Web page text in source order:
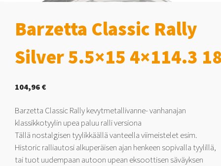
Barzetta Classic Rally
Silver 5.5×15 4×114.3
104,96 €
Barzetta Classic Rally kevytmetallivanne- vanhanajan
klassikkotyylin upea paluu ralli versiona
Tällä nostalgisen tyylikkäällä vanteella viimeistelet esim.
Historic ralliautosi alkuperäisen ajan henkeen sopivalla tyylillä,
tai tuot uudempaan autoon upean eksoottisen säväyksen